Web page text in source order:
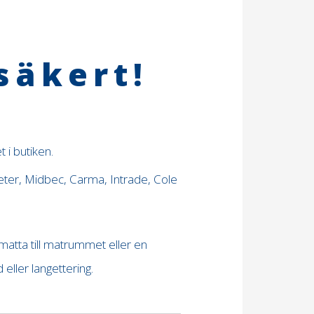
i butiken.
Midbec, Carma, Intrade, Cole
till matrummet eller en
langettering.